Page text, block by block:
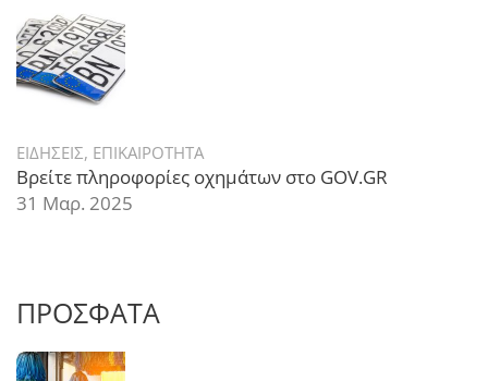
ΕΙΔΗΣΕΙΣ, ΕΠΙΚΑΙΡΟΤΗΤΑ
Βρείτε πληροφορίες οχημάτων στο GOV.GR
31 Μαρ. 2025
ΠΡΟΣΦΑΤΑ